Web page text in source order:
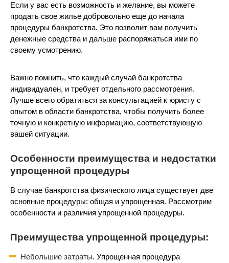
Если у вас есть возможность и желание, вы можете
продать свое жилье добровольно еще до начала
процедуры банкротства. Это позволит вам получить
денежные средства и дальше распоряжаться ими по
своему усмотрению.
Важно помнить, что каждый случай банкротства
индивидуален, и требует отдельного рассмотрения.
Лучше всего обратиться за консультацией к юристу с
опытом в области банкротства, чтобы получить более
точную и конкретную информацию, соответствующую
вашей ситуации.
Особенности преимущества и недостатки
упрощенной процедуры
В случае банкротства физического лица существует две
основные процедуры: общая и упрощенная. Рассмотрим
особенности и различия упрощенной процедуры.
Преимущества упрощенной процедуры:
Небольшие затраты. Упрощенная процедура